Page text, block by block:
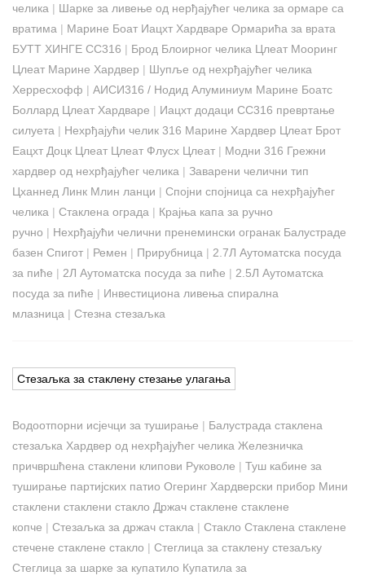
челика | Шарке за ливење од нерђајућег челика за ормаре са
вратима | Марине Боат Иацхт Хардваре Ормарића за врата
БУТТ ХИНГЕ СС316 | Брод Блоирног челика Цлеат Мооринг
Цлеат Марине Хардвер | Шупље од нехрђајућег челика
Херресхофф | АИСИ316 / Нодид Алуминиум Марине Боатс
Боллард Цлеат Хардваре | Иацхт додаци СС316 превртање
силуета | Нехрђајући челик 316 Марине Хардвер Цлеат Брот
Еацхт Доцк Цлеат Цлеат Флусх Цлеат | Модни 316 Грежни
хардвер од нехрђајућег челика | Заварени челични тип
Цханнед Линк Млин ланци | Спојни спојница са нехрђајућег
челика | Стаклена ограда | Крајња капа за ручно
ручно | Нехрђајући челични пренемински огранак Балустраде
базен Спигот | Ремен | Прирубница | 2.7Л Аутоматска посуда
за пиће | 2Л Аутоматска посуда за пиће | 2.5Л Аутоматска
посуда за пиће | Инвестициона ливења спирална
млазница | Стезна стезаљка
Стезаљка за стаклену стезање улагања
Водоотпорни исјечци за туширање | Балустрада стаклена
стезаљка Хардвер од нехрђајућег челика Железничка
причвршћена стаклени клипови Руковоле | Туш кабине за
туширање партијских патио Огеринг Хардверски прибор Мини
стаклени стаклени стакло Држач стаклене стаклене
копче | Стезаљка за држач стакла | Стакло Стаклена стаклене
стечене стаклене стакло | Стеглица за стаклену стезаљку
Стеглица за шарке за купатило Купатила за